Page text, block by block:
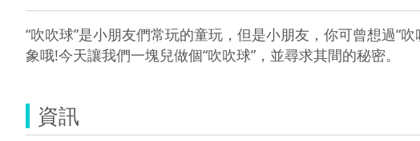
“吹吹球”是小朋友們常玩的童玩，但是小朋友，你可曾想過“
象哦!今天讓我們一塊兒做個“吹吹球”，並尋求其間的秘密。
資訊